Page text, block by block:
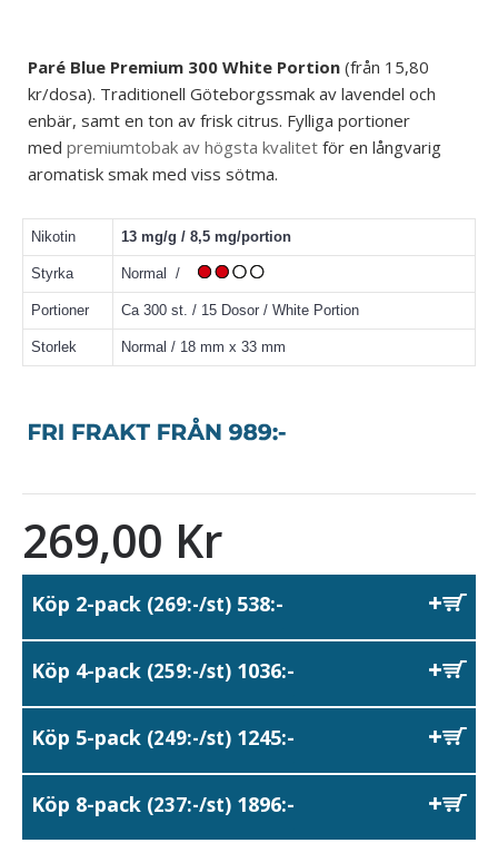
Paré Blue Premium 300 White Portion (från 15,80
kr/dosa). Traditionell Göteborgssmak av lavendel och
enbär, samt en ton av frisk citrus. Fylliga portioner
med premiumtobak av högsta kvalitet för en långvarig
aromatisk smak med viss sötma.
Nikotin 13 mg/g / 8,5 mg/portion
Styrka Normal /
Portioner Ca 300 st. / 15 Dosor / White Portion
Storlek Normal / 18 mm x 33 mm
269,00 Kr
Köp 2-pack (269:-/st) 538:-
Köp 4-pack (259:-/st) 1036:-
Köp 5-pack (249:-/st) 1245:-
Köp 8-pack (237:-/st) 1896:-